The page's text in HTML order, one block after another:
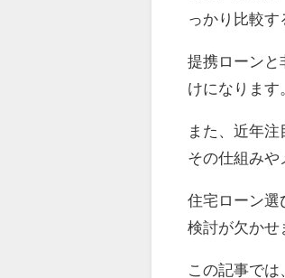
っかり比較す
提携ローンと
けになります
また、近年注
その仕組みや
住宅ローン選
検討が欠かせ
この記事で